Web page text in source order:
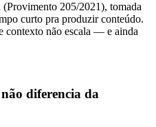
205/2021), tomada
curto pra produzir conteúdo.
contexto não escala — e ainda
diferencia da